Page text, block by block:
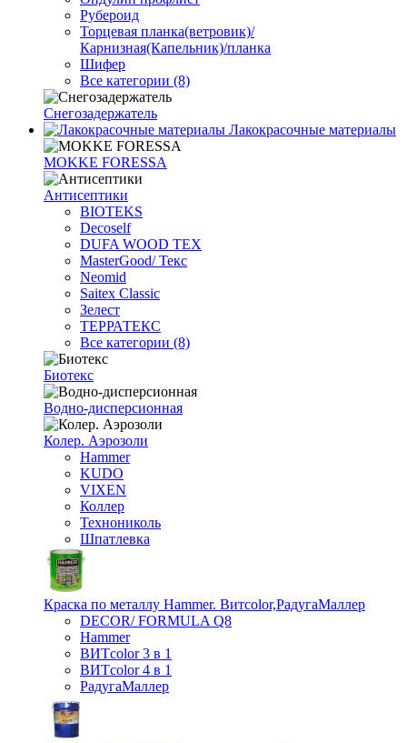
Рубероид
Торцевая планка(ветровик)/
Карнизная(Капельник)/планка
Шифер
Все категории (8)
Снегозадержатель
Лакокрасочные материалы
MOKKE FORESSA
Антисептики
BIOTEKS
Decoself
DUFA WOOD TEX
MasterGood/ Текс
Neomid
Saitex Classic
Зелест
ТЕРРАТЕКС
Все категории (8)
Биотекс
Водно-дисперсионная
Колер. Аэрозоли
Hammer
KUDO
VIXEN
Коллер
Технониколь
Шпатлевка
Краска по металлу Hammer. Витcolor,РадугаМаллер
DECOR/ FORMULA Q8
Hammer
ВИТcolor 3 в 1
ВИТcolor 4 в 1
РадугаМаллер